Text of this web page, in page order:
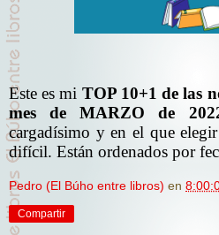
Este es mi TOP 10+1 de las
mes de MARZO de
cargadísimo y en el que
difícil. Están ordenados por
Pedro (El Búho entre libros) en
Compartir